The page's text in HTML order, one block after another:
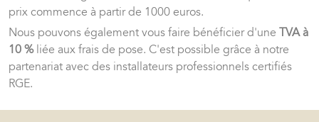
prix commence à partir de 1000 euros.
Nous pouvons également vous faire bénéficier d'une TVA à
10 %liée aux frais de pose. C'est possible grâce à notre
partenariat avec des installateurs professionnels certifiés
RGE.